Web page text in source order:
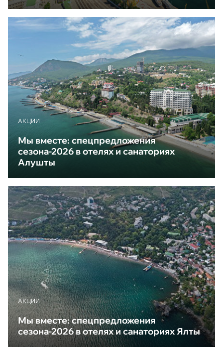
АКЦИИ
Мы вместе: спецпредложения
сезона-2026 в отелях и санаториях
Алушты
АКЦИИ
Мы вместе: спецпредложения
сезона-2026 в отелях и санаториях Ялты